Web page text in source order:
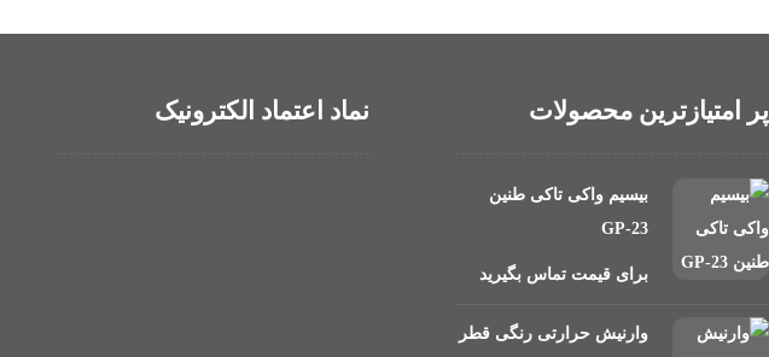
پر امتیازترین محصولات
بیسیم واکی تاکی طنین
GP-23
برای قیمت تماس بگیرید
وارنیش حرارتی رنگی قطر
نماد اعتماد الکترونیک